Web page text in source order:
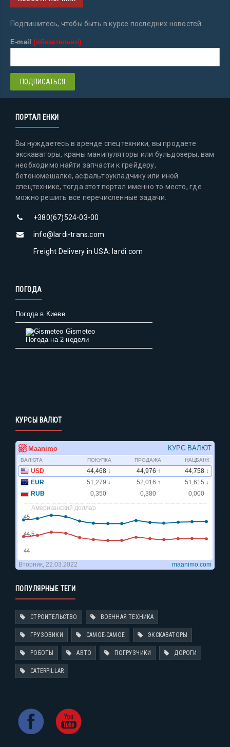
Подпишитесь, чтобы быть в курсе последних новостей.
E-mail(обязательно)
ПОРТАЛ ЕНКИ
Вы нуждаетесь в аренде спецтехники, вы продаете
экскаваторы, краны манипуляторы или бульдозеры, вам
необходимо найти запчасти к грейдеру,
бетономешалке, асфальтоукладчику или иной
спецтехнике, тогда этот портал именно то место, где
можно решить все перечисленные задачи.
+380(67)524-03-00
info@lardi-trans.com
Freight Delivery in USA: lardi.com
ПОГОДА
Погода в Киеве
Gismeteo
Погода на 2 недели
КУРСЫ ВАЛЮТ
ПОПУЛЯРНЫЕ ТЕГИ
СТРОИТЕЛЬСТВО ВОЕННАЯ ТЕХНИКА
ГРУЗОВИКИ САМОЕ-САМОЕ ЭКСКАВАТОРЫ
РОБОТЫ АВТО ПОГРУЗЧИКИ ДОРОГИ
CATERPILLAR